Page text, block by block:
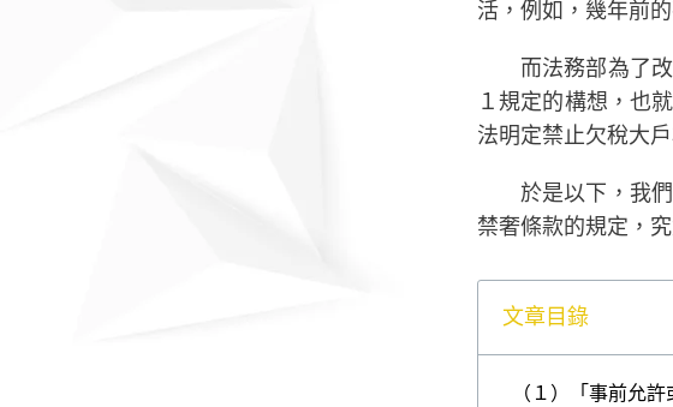
活，例如，幾年前
而法務部為了
１規定的構想，也
法明定禁止欠稅大
於是以下，我
禁奢條款的規定，
文章目錄
（１）「事前允